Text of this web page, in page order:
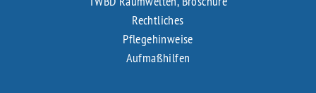
Rechtliches
Pflegehinweise
Aufmaßhilfen